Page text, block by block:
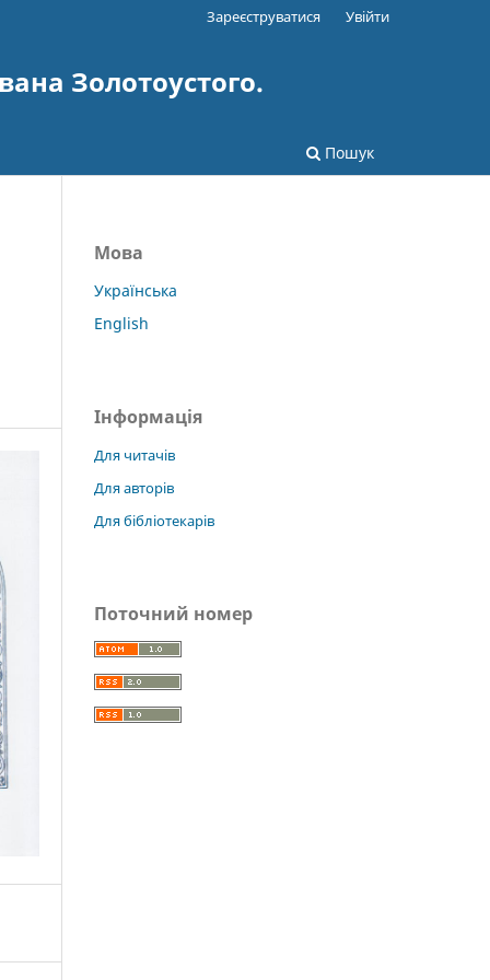
Золотоустого.
Пошук
Зареєструватися Увійти
Мова
Українська
English
Інформація
Для читачів
Для авторів
Для бібліотекарів
Поточний номер